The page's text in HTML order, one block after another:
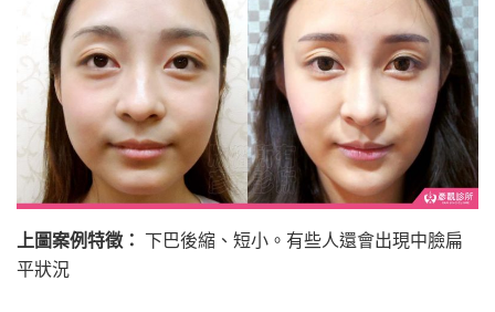
上圖案例特徵： 下巴後縮、短小。有些人還會出現中臉扁
平狀況